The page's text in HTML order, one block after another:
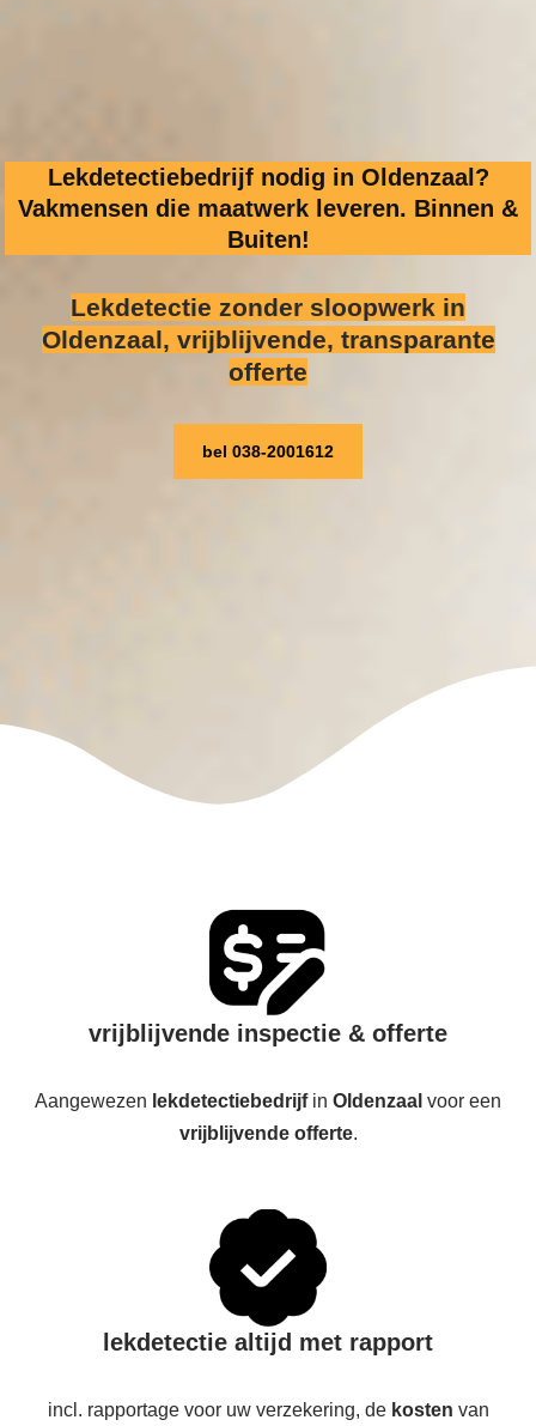
Lekdetectiebedrijf nodig in Oldenzaal?
Vakmensen die maatwerk leveren. Binnen &
Buiten!
Lekdetectie zonder sloopwerk in
Oldenzaal, vrijblijvende, transparante
offerte
bel 038-2001612
vrijblijvende inspectie & offerte
Aangewezen lekdetectiebedrijfin Oldenzaal voor een
vrijblijvende offerte.
lekdetectie altijd met rapport
incl. rapportage voor uw verzekering, de kosten van